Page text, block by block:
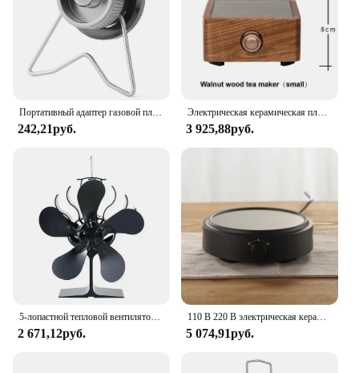
Портативный адаптер газовой плиты бутановый соединитель из алюминиевого сплава для газовой плиты, легкий газовый резервуар, конверсионная головка для приготовления пищи на открытом воздухе
242,21руб.
Электрическая керамическая плита 1000 Вт, портативная чайная утварь, автоматическая электрическая чайная плита, 6 нагревателей, Нагреватель кипящей воды
3 925,88руб.
5-лопастной тепловой вентилятор для дровяной горелки, камина, тихий экологический вентилятор, нагреватель, инструмент, эффективное распределение тепла
2 671,12руб.
110 В 220 В электрическая керамическая плита, плита для горячей плиты, портативный Электрический обогреватель, плита, бытовой чайник, нагревательная печь 800 Вт
5 074,91руб.